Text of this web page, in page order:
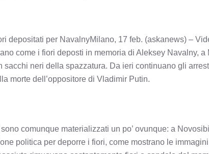
depositati per NavalnyMilano, 17 feb. (askanews) –
come i fiori deposti in memoria di Aleksey Navalny, a
neri della spazzatura. Da ieri continuano gli
morte dell’oppositore di Vladimir Putin.
comunque materializzati un po’ ovunque: a
politica per deporre i fiori, come mostrano le